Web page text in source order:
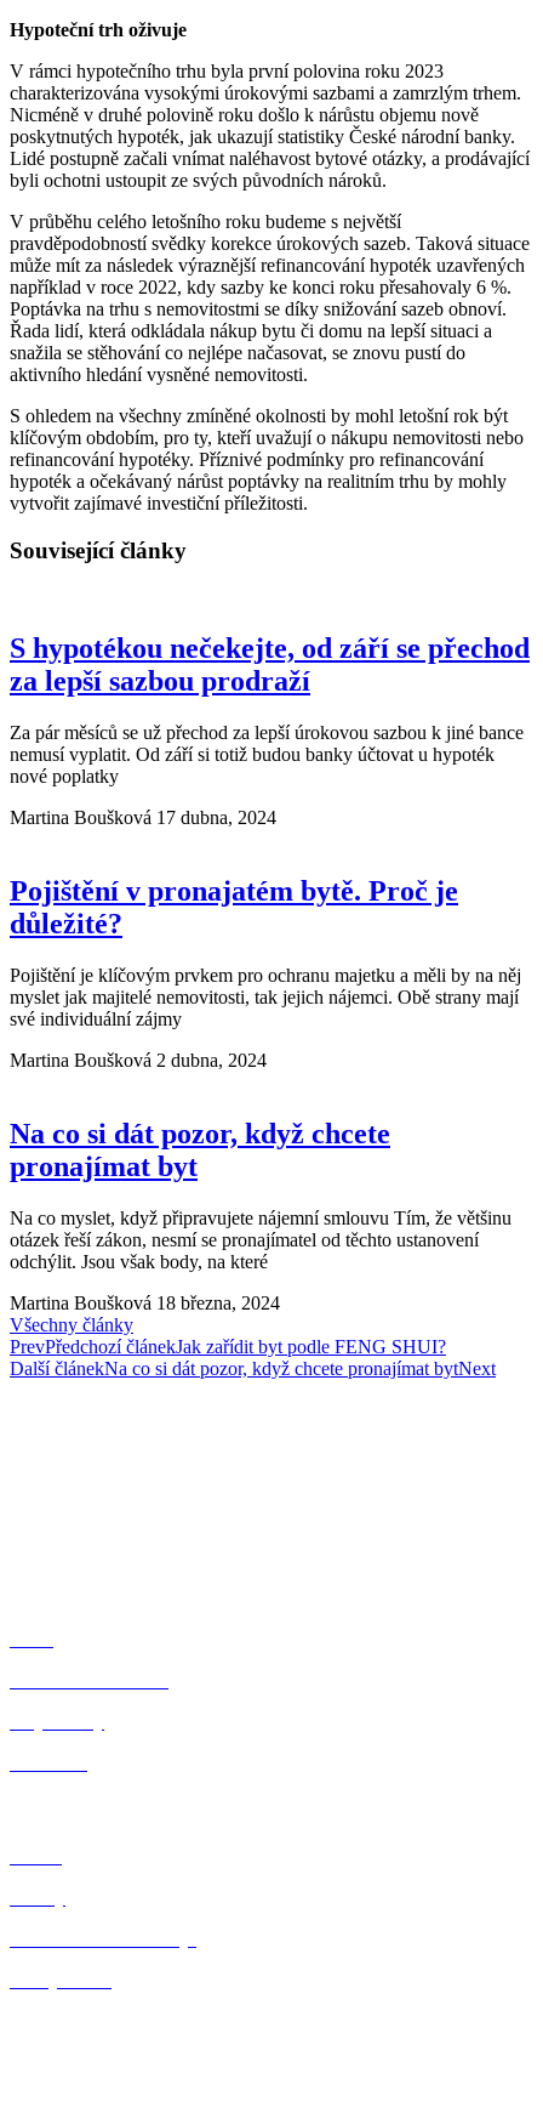
Hypoteční trh oživuje
V rámci hypotečního trhu byla první polovina roku 2023
charakterizována vysokými úrokovými sazbami a zamrzlým trhem.
Nicméně v druhé polovině roku došlo k nárůstu objemu nově
poskytnutých hypoték, jak ukazují statistiky České národní banky.
Lidé postupně začali vnímat naléhavost bytové otázky, a prodávající
byli ochotni ustoupit ze svých původních nároků.
V průběhu celého letošního roku budeme s největší
pravděpodobností svědky korekce úrokových sazeb. Taková situace
může mít za následek výraznější refinancování hypoték uzavřených
například v roce 2022, kdy sazby ke konci roku přesahovaly 6 %.
Poptávka na trhu s nemovitostmi se díky snižování sazeb obnoví.
Řada lidí, která odkládala nákup bytu či domu na lepší situaci a
snažila se stěhování co nejlépe načasovat, se znovu pustí do
aktivního hledání vysněné nemovitosti.
S ohledem na všechny zmíněné okolnosti by mohl letošní rok být
klíčovým obdobím, pro ty, kteří uvažují o nákupu nemovitosti nebo
refinancování hypotéky. Příznivé podmínky pro refinancování
hypoték a očekávaný nárůst poptávky na realitním trhu by mohly
vytvořit zajímavé investiční příležitosti.
Související články
S hypotékou nečekejte, od září se přechod
za lepší sazbou prodraží
Za pár měsíců se už přechod za lepší úrokovou sazbou k jiné bance
nemusí vyplatit. Od září si totiž budou banky účtovat u hypoték
nové poplatky
Martina Boušková 17 dubna, 2024
Pojištění v pronajatém bytě. Proč je
důležité?
Pojištění je klíčovým prvkem pro ochranu majetku a měli by na něj
myslet jak majitelé nemovitosti, tak jejich nájemci. Obě strany mají
své individuální zájmy
Martina Boušková 2 dubna, 2024
Na co si dát pozor, když chcete
pronajímat byt
Na co myslet, když připravujete nájemní smlouvu Tím, že většinu
otázek řeší zákon, nesmí se pronajímatel od těchto ustanovení
odchýlit. Jsou však body, na které
Martina Boušková 18 března, 2024
Všechny články
PrevPředchozí článekJak zařídit byt podle FENG SHUI?
Další článekNa co si dát pozor, když chcete pronajímat bytNext